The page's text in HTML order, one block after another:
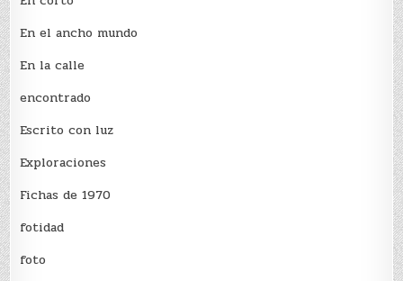
En el ancho mundo
En la calle
encontrado
Escrito con luz
Exploraciones
Fichas de 1970
fotidad
foto